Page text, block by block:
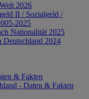
2026
II / Sozialgeld /
2025
Nationalität 2025
Deutschland 2024
& Fakten
- Daten & Fakten